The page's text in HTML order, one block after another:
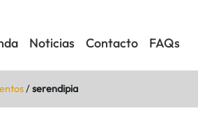
Noticias Contacto FAQs
/serendipia